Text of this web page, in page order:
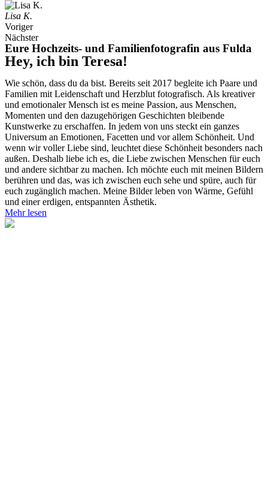
Lisa K.
Voriger
Nächster
Eure Hochzeits- und Familienfotografin aus Fulda
Hey, ich bin Teresa!
Wie schön, dass du da bist. Bereits seit 2017 begleite ich Paare und
Familien mit Leidenschaft und Herzblut fotografisch. Als kreativer
und emotionaler Mensch ist es meine Passion, aus Menschen,
Momenten und den dazugehörigen Geschichten bleibende
Kunstwerke zu erschaffen. In jedem von uns steckt ein ganzes
Universum an Emotionen, Facetten und vor allem Schönheit. Und
wenn wir voller Liebe sind, leuchtet diese Schönheit besonders nach
außen. Deshalb liebe ich es, die Liebe zwischen Menschen für euch
und andere sichtbar zu machen. Ich möchte euch mit meinen Bildern
berühren und das, was ich zwischen euch sehe und spüre, auch für
euch zugänglich machen. Meine Bilder leben von Wärme, Gefühl
und einer erdigen, entspannten Ästhetik.
Mehr lesen